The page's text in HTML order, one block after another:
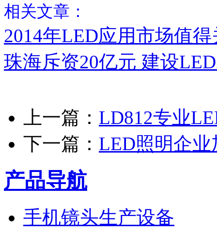
相关文章：
2014年LED应用市场值
珠海斥资20亿元 建设
上一篇： LD812专业
下一篇： LED照明企
产品导航
手机镜头生产设备